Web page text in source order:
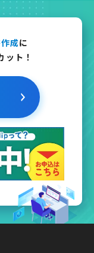
成に
ット！